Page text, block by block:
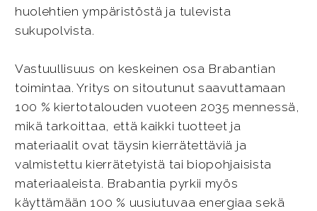
huolehtien ympäristöstä ja tulevista
sukupolvista.
Vastuullisuus on keskeinen osa Brabantian
toimintaa. Yritys on sitoutunut saavuttamaan
100 % kiertotalouden vuoteen 2035 mennessä,
mikä tarkoittaa, että kaikki tuotteet ja
materiaalit ovat täysin kierrätettäviä ja
valmistettu kierrätetyistä tai biopohjaisista
materiaaleista. Brabantia pyrkii myös
käyttämään 100 % uusiutuvaa energiaa sekä